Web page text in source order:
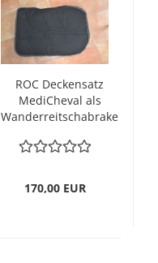
ROC Deckensatz
MediCheval als
Wanderreitschabrake
neuwertig
170,00 EUR